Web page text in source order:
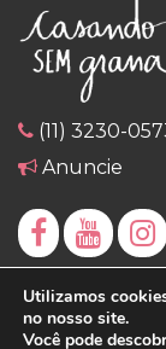
(11) 3230-
Anuncie
Utilizamos
no nosso site.
Você pode